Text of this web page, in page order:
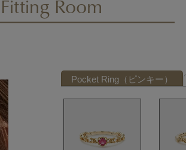
Room
Pocket Ring（ピンキー）